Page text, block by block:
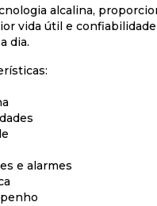
alcalina,
vida útil e confiabilidade
dia.
e alarmes